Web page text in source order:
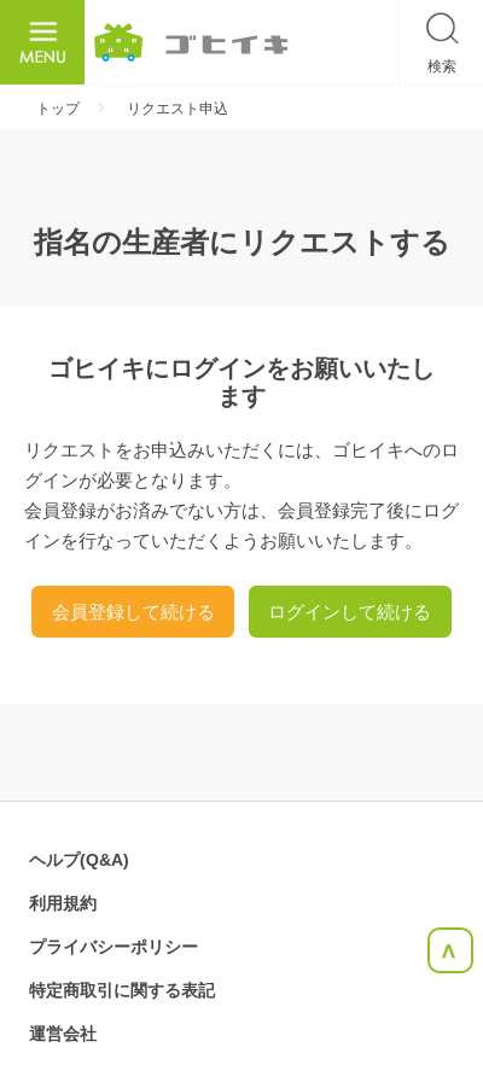
検索
トップ リクエスト申込
指名の生産者にリクエストする
ゴヒイキにログインをお願いいたし
ます
リクエストをお申込みいただくには、ゴヒイキへのロ
グインが必要となります。
会員登録がお済みでない方は、会員登録完了後にログ
インを行なっていただくようお願いいたします。
会員登録して続ける ログインして続ける
<
ヘルプ(Q&A)
利用規約
プライバシーポリシー
特定商取引に関する表記
運営会社